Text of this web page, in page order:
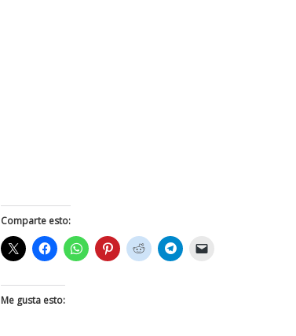
Comparte esto:
Me gusta esto: